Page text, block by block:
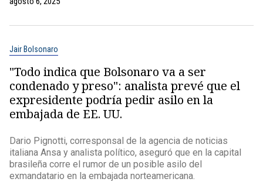
Jair Bolsonaro
"Todo indica que Bolsonaro va a ser
condenado y preso": analista prevé que el
expresidente podría pedir asilo en la
embajada de EE. UU.
Dario Pignotti, corresponsal de la agencia de noticias
italiana Ansa y analista político, aseguró que en la capital
brasileña corre el rumor de un posible asilo del
exmandatario en la embajada norteamericana.